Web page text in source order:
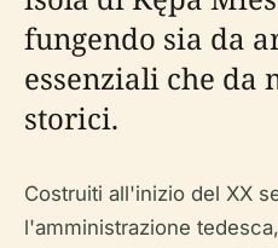
fungendo sia da
essenziali che da
storici.
Costruiti all'inizio del XX
l'amministrazione